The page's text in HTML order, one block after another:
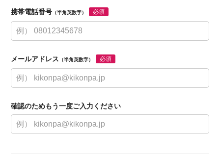
携帯電話番号 （半角英数字） 必須
メールアドレス （半角英数字） 必須
確認のためもう一度ご入力ください